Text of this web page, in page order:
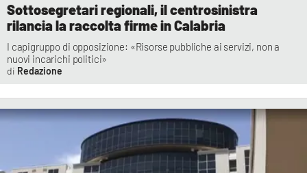
Sottosegretari regionali, il centrosinistra
rilancia la raccolta firme in Calabria
I capigruppo di opposizione: «Risorse pubbliche ai servizi, non a
nuovi incarichi politici»
Redazione